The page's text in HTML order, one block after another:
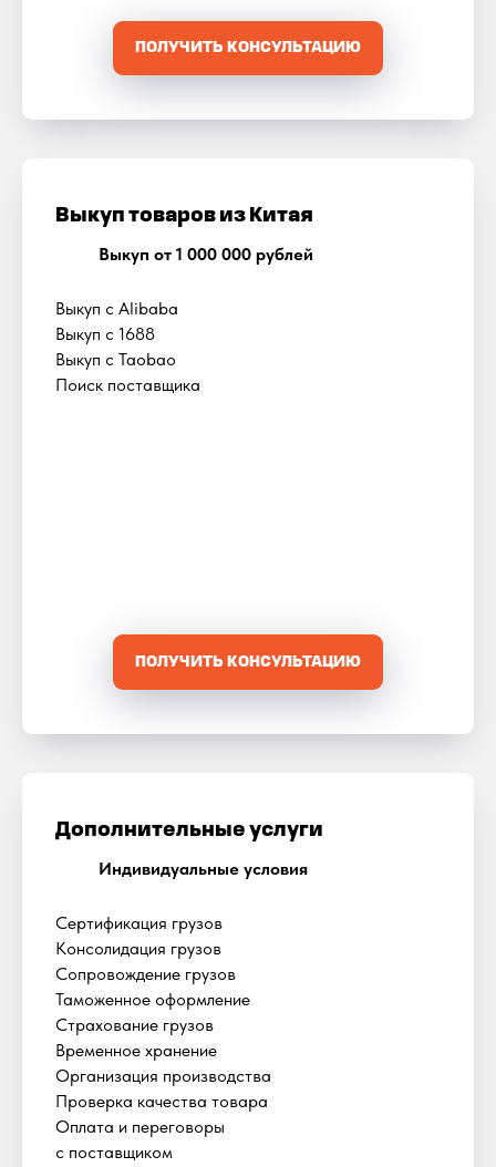
ПОЛУЧИТЬ КОНСУЛЬТАЦИЮ
Выкуп товаров из Китая
Выкуп от 1 000 000 рублей
Выкуп с Alibaba
Выкуп с 1688
Выкуп с Taobao
Поиск поставщика
ПОЛУЧИТЬ КОНСУЛЬТАЦИЮ
Дополнительные услуги
Индивидуальные условия
Сертификация грузов
Консолидация грузов
Сопровождение грузов
Таможенное оформление
Страхование грузов
Временное хранение
Организация производства
Проверка качества товара
Оплата и переговоры
с поставщиком